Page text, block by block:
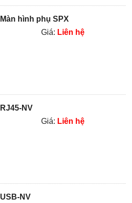
Màn hình phụ SPX
Giá: Liên hệ
RJ45-NV
Giá: Liên hệ
USB-NV